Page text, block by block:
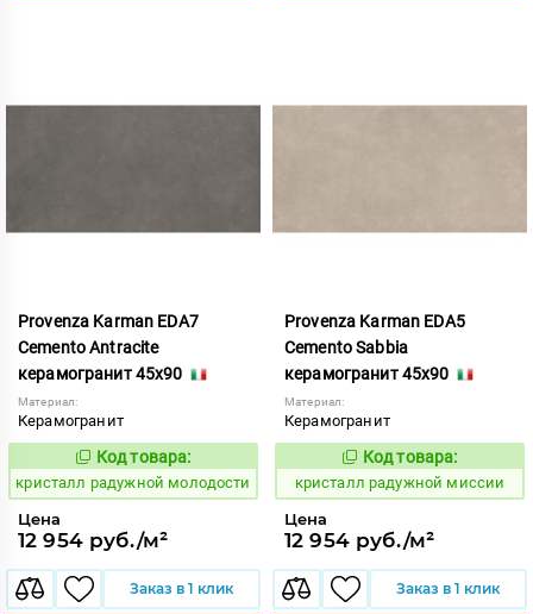
Provenza Karman EDA7
Cemento Antracite
керамогранит 45x90
Материал:
Керамогранит
822054
Код товара:
кристалл радужной молодости
Цена
12 954 руб./м²
Заказ в 1 клик
Provenza Karman EDA5
Cemento Sabbia
керамогранит 45x90
Материал:
Керамогранит
822052
Код товара:
кристалл радужной миссии
Цена
12 954 руб./м²
Заказ в 1 клик